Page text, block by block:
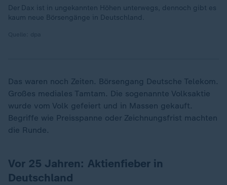
Der Dax ist in ungekannten Höhen unterwegs, dennoch gibt es
kaum neue Börsengänge in Deutschland.
Das waren noch Zeiten. Börsengang Deutsche Telekom.
Großes mediales Tamtam. Die sogenannte Volksaktie
wurde vom Volk gefeiert und in Massen gekauft.
Begriffe wie Preisspanne oder Zeichnungsfrist machten
die Runde.
Vor 25 Jahren: Aktienfieber in
Deutschland